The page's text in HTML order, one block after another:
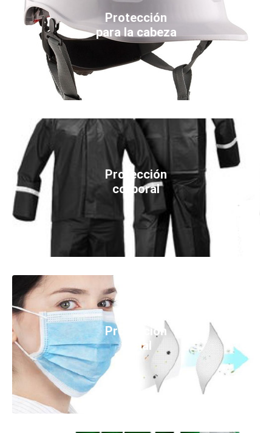
Protección
para la cabeza
Protección
corporal
Protección
facial